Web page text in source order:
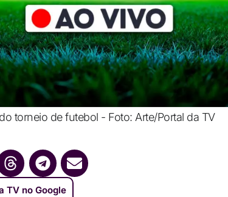
torneio de futebol - Foto: Arte/Portal da TV
TV no Google